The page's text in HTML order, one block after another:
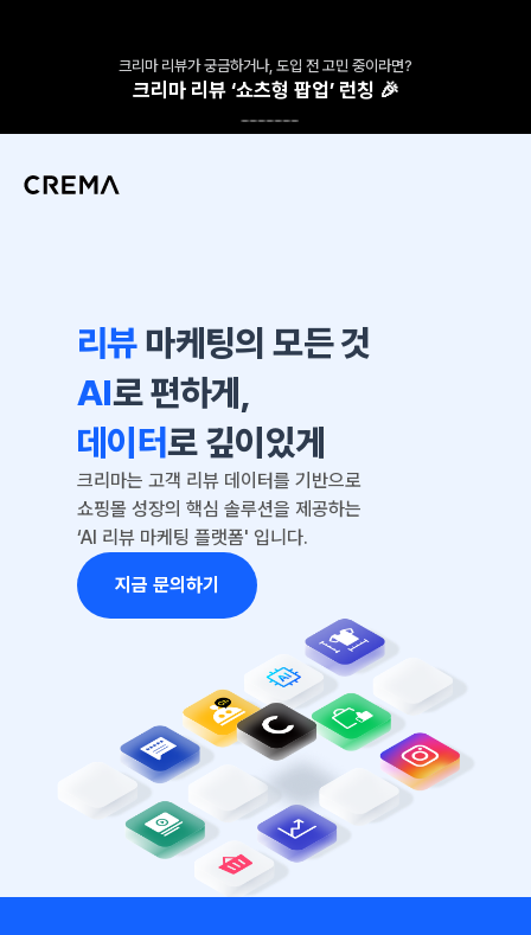
리뷰 마케팅의 모든 것
AI로 편하게,
데이터로 깊이있게
크리마는 고객 리뷰 데이터를 기반으로
쇼핑몰 성장의 핵심 솔루션을 제공하는
‘AI 리뷰 마케팅 플랫폼' 입니다.
지금 문의하기
크리마 리뷰가 궁금하거나, 도입 전 고민 중이라면?
크리마 리뷰 ‘쇼츠형 팝업’ 런칭 🎉